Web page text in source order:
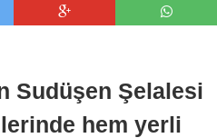
Sudüşen Şelalesi
hem yerli